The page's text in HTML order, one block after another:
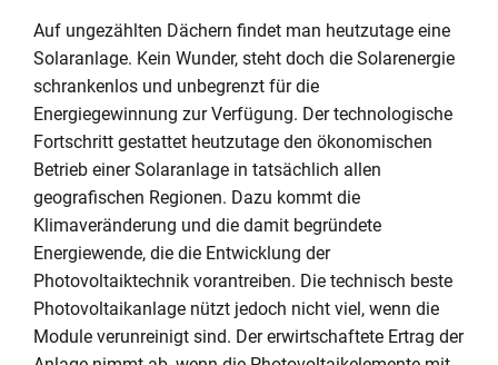
Auf ungezählten Dächern findet man heutzutage eine
Solaranlage. Kein Wunder, steht doch die Solarenergie
schrankenlos und unbegrenzt für die
Energiegewinnung zur Verfügung. Der technologische
Fortschritt gestattet heutzutage den ökonomischen
Betrieb einer Solaranlage in tatsächlich allen
geografischen Regionen. Dazu kommt die
Klimaveränderung und die damit begründete
Energiewende, die die Entwicklung der
Photovoltaiktechnik vorantreiben. Die technisch beste
Photovoltaikanlage nützt jedoch nicht viel, wenn die
Module verunreinigt sind. Der erwirtschaftete Ertrag der